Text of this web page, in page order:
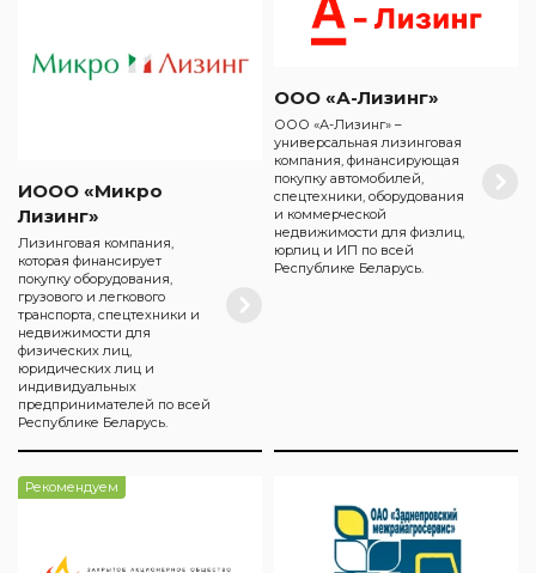
ИООО «Микро
Лизинг»
Лизинговая компания,
которая финансирует
покупку оборудования,
грузового и легкового
транспорта, спецтехники и
недвижимости для
физических лиц,
юридических лиц и
индивидуальных
предпринимателей по всей
Республике Беларусь.
ООО «А-Лизинг»
ООО «А-Лизинг» –
универсальная лизинговая
компания, финансирующая
покупку автомобилей,
спецтехники, оборудования
и коммерческой
недвижимости для физлиц,
юрлиц и ИП по всей
Республике Беларусь.
Рекомендуем